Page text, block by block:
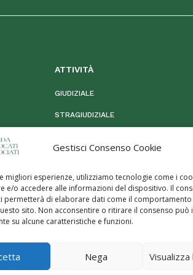
Gestisci Consenso Cookie
migliori esperienze, utilizziamo tecnologie come i
e/o accedere alle informazioni del dispositivo. Il
permetterà di elaborare dati come il comportamento
sito. Non acconsentire o ritirare il consenso può
su alcune caratteristiche e funzioni.
Nega
ATTIVITÀ
GIUDIZIALE
STRAGIUDIZIALE
– P.iva: 08906630960